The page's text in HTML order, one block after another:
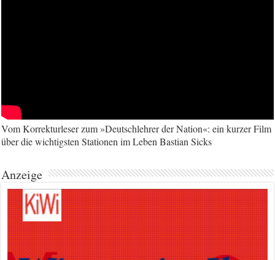
Vom Korrekturleser zum »Deutschlehrer der Nation«: ein kurzer Film
über die wichtigsten Stationen im Leben Bastian Sicks
Anzeige